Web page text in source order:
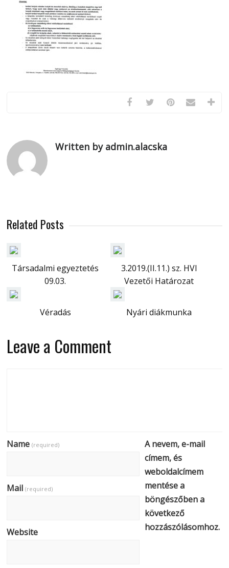
Written by admin.alacska
Related Posts
Társadalmi egyeztetés
09.03.
3.2019.(II.11.) sz. HVI
Vezetői Határozat
Véradás Nyári diákmunka
Leave a Comment
Name(required)
Mail(required)
Website
A nevem, e-mail
címem, és
weboldalcímem
mentése a
böngészőben a
következő
hozzászólásomhoz.